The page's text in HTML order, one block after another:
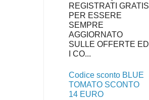
REGISTRATI GRATIS
PER ESSERE
SEMPRE
AGGIORNATO
SULLE OFFERTE ED
I CO...
Codice sconto BLUE
TOMATO SCONTO
14 EURO